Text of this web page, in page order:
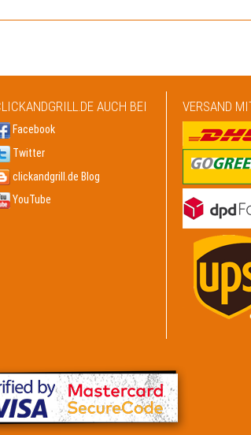
AUCH BEI
Facebook
Twitter
clickandgrill.de Blog
YouTube
VERSAND